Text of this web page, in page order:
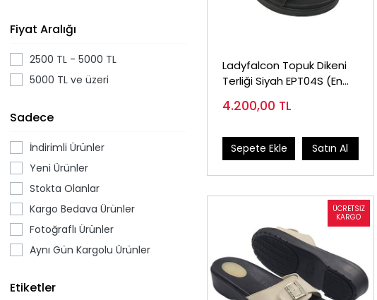
Fiyat Aralığı
2500 TL - 5000 TL
5000 TL ve üzeri
Sadece
İndirimli Ürünler
Yeni Ürünler
Stokta Olanlar
Kargo Bedava Ürünler
Fotoğraflı Ürünler
Aynı Gün Kargolu Ürünler
Etiketler
Ladyfalcon Topuk Dikeni
Terliği Siyah EPT04S (En
4.200,00 TL
Sepete Ekle Satın Al